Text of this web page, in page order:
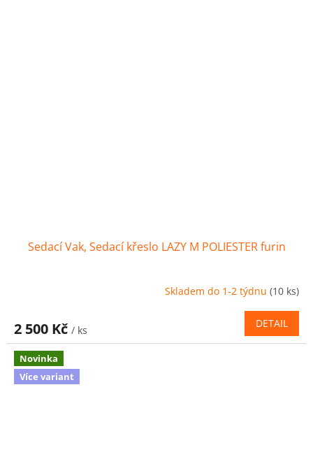
Sedací Vak, Sedací křeslo LAZY M POLIESTER furin
Skladem do 1-2 týdnu (10 ks)
2 500 Kč / ks
DETAIL
Novinka
Více variant